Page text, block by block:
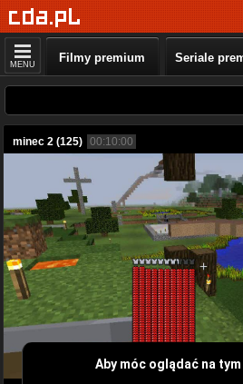
MENU Filmy premium Seriale
minec 2 (125) 00:10:00
Aby móc oglądać na